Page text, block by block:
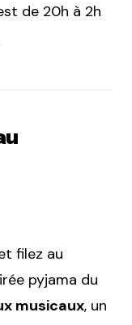
de 20h à 2h
filez au
pyjama du
musicaux, un